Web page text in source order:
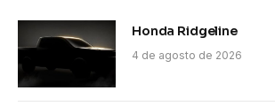
Honda Ridgeline
4 de agosto de 2026